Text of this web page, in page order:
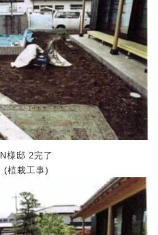
N様邸 2完了
(植栽工事)